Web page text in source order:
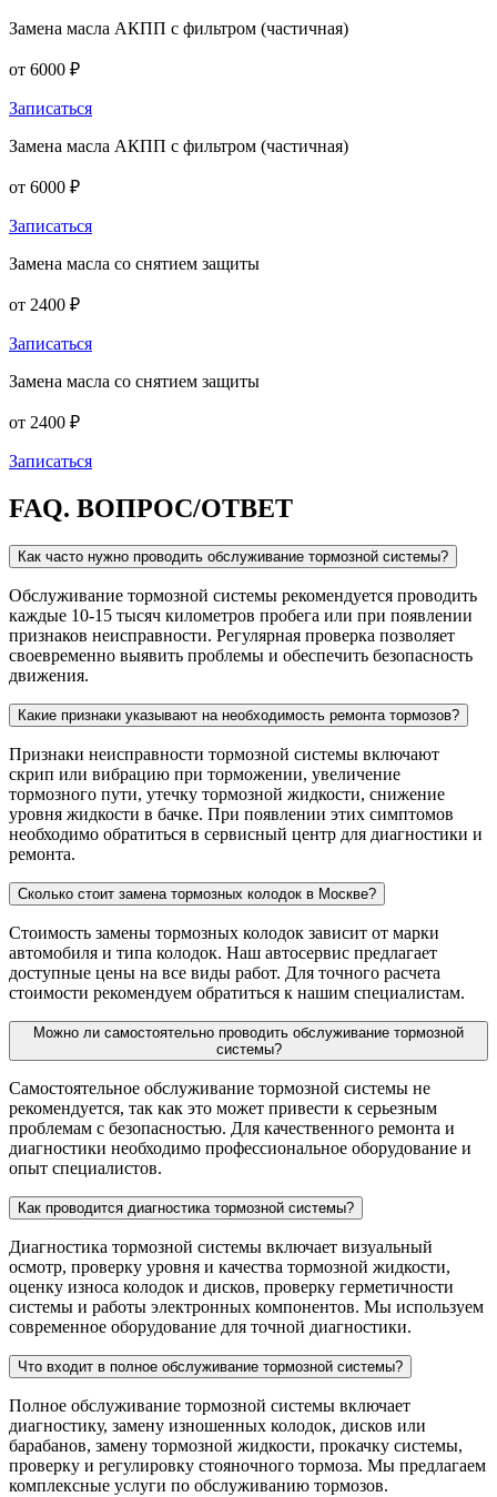
Замена масла АКПП с фильтром (частичная)
от 6000 ₽
Записаться
Замена масла АКПП с фильтром (частичная)
от 6000 ₽
Записаться
Замена масла со снятием защиты
от 2400 ₽
Записаться
Замена масла со снятием защиты
от 2400 ₽
Записаться
FAQ. ВОПРОС/ОТВЕТ
Как часто нужно проводить обслуживание тормозной системы?
Обслуживание тормозной системы рекомендуется проводить
каждые 10-15 тысяч километров пробега или при появлении
признаков неисправности. Регулярная проверка позволяет
своевременно выявить проблемы и обеспечить безопасность
движения.
Какие признаки указывают на необходимость ремонта тормозов?
Признаки неисправности тормозной системы включают
скрип или вибрацию при торможении, увеличение
тормозного пути, утечку тормозной жидкости, снижение
уровня жидкости в бачке. При появлении этих симптомов
необходимо обратиться в сервисный центр для диагностики и
ремонта.
Сколько стоит замена тормозных колодок в Москве?
Стоимость замены тормозных колодок зависит от марки
автомобиля и типа колодок. Наш автосервис предлагает
доступные цены на все виды работ. Для точного расчета
стоимости рекомендуем обратиться к нашим специалистам.
Можно ли самостоятельно проводить обслуживание тормозной
системы?
Самостоятельное обслуживание тормозной системы не
рекомендуется, так как это может привести к серьезным
проблемам с безопасностью. Для качественного ремонта и
диагностики необходимо профессиональное оборудование и
опыт специалистов.
Как проводится диагностика тормозной системы?
Диагностика тормозной системы включает визуальный
осмотр, проверку уровня и качества тормозной жидкости,
оценку износа колодок и дисков, проверку герметичности
системы и работы электронных компонентов. Мы используем
современное оборудование для точной диагностики.
Что входит в полное обслуживание тормозной системы?
Полное обслуживание тормозной системы включает
диагностику, замену изношенных колодок, дисков или
барабанов, замену тормозной жидкости, прокачку системы,
проверку и регулировку стояночного тормоза. Мы предлагаем
комплексные услуги по обслуживанию тормозов.